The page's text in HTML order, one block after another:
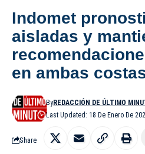
Indomet
aisladas y
en ambas
Last Updated: 18 De Enero De
ByREDACCIÓN DE ÚLTIMO
Share